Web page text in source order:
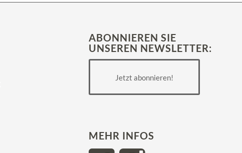
ABONNIEREN SIE
UNSEREN NEWSLETTER:
Jetzt abonnieren!
MEHR INFOS